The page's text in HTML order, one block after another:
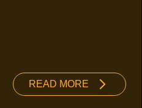
READ MORE